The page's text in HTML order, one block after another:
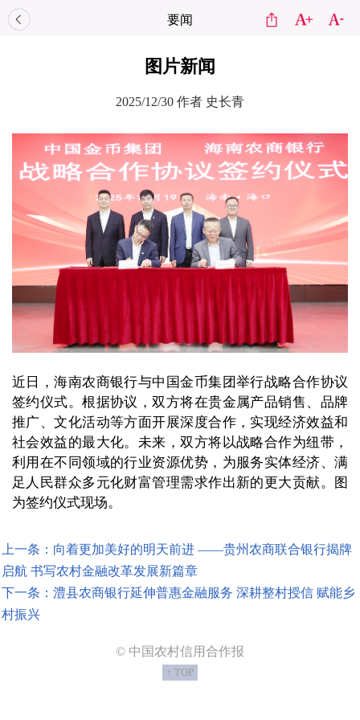
要闻
图片新闻
2025/12/30 作者 史长青
近日，海南农商银行与中国金币集团举行战略合作协议
签约仪式。根据协议，双方将在贵金属产品销售、品牌
推广、文化活动等方面开展深度合作，实现经济效益和
社会效益的最大化。未来，双方将以战略合作为纽带，
利用在不同领域的行业资源优势，为服务实体经济、满
足人民群众多元化财富管理需求作出新的更大贡献。图
为签约仪式现场。
上一条：向着更加美好的明天前进 ——贵州农商联合银行揭牌
启航 书写农村金融改革发展新篇章
下一条：澧县农商银行延伸普惠金融服务 深耕整村授信 赋能乡
村振兴
© 中国农村信用合作报
↑ TOP